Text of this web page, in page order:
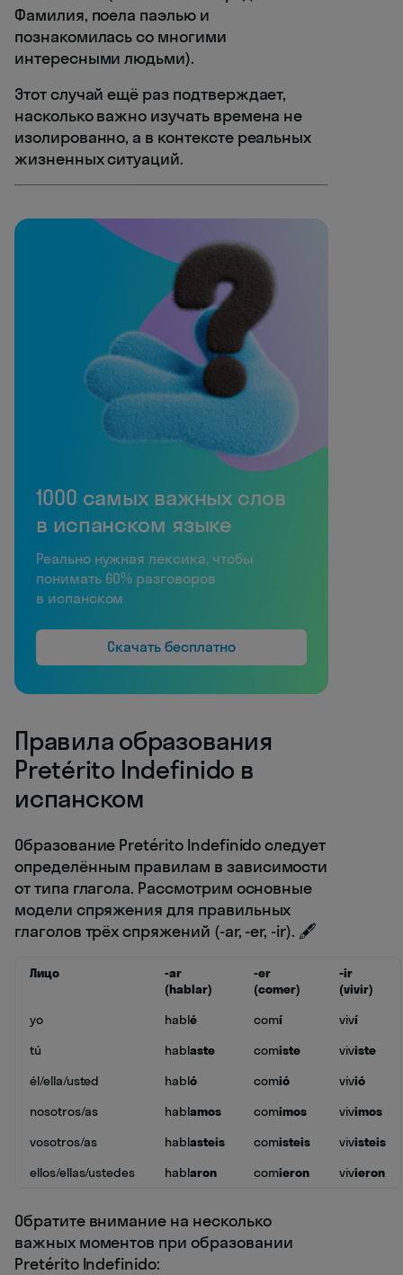
Фамилия, поела паэлью и
познакомилась со многими
интересными людьми).
Этот случай ещё раз подтверждает,
насколько важно изучать времена не
изолированно, а в контексте реальных
жизненных ситуаций.
1000 самых важных слов
в испанском языке
Реально нужная лексика, чтобы
понимать 60% разговоров
в испанском
Скачать бесплатно
Правила образования
Pretérito Indefinido в
испанском
Образование Pretérito Indefinido следует
определённым правилам в зависимости
от типа глагола. Рассмотрим основные
модели спряжения для правильных
глаголов трёх спряжений (-ar, -er, -ir). 🖋️
Лицо
-ar
(hablar)
-er
(comer)
-ir
(vivir)
yo
hablé comí viví
tú
hablaste comiste viviste
él/ella/usted
habló comió vivió
nosotros/as
hablamos comimos vivimos
vosotros/as
hablasteis comisteis vivisteis
ellos/ellas/ustedes
hablaron comieron vivieron
Обратите внимание на несколько
важных моментов при образовании
Pretérito Indefinido: